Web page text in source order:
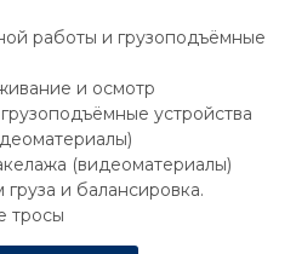
работы и грузоподъёмные
и осмотр
устройства
(видеоматериалы)
и балансировка.
тросы